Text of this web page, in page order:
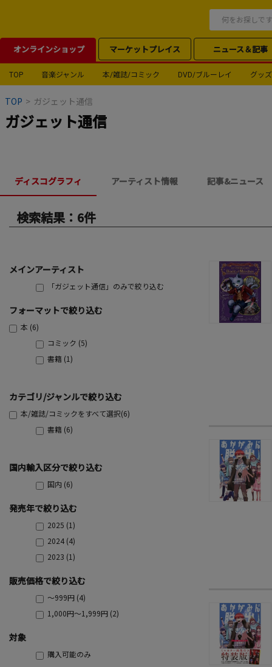
オンラインショップ マーケットプレイス ニュース＆記事
TOP 音楽ジャンル 本/雑誌/コミック DVD/ブルーレイ グッズ
TOP > ガジェット通信
ガジェット通信
ディスコグラフィ アーティスト情報 記事&ニュース
検索結果：6件
メインアーティスト
「ガジェット通信」のみで絞り込む
フォーマットで絞り込む
本 (6)
コミック (5)
書籍 (1)
カテゴリ/ジャンルで絞り込む
本/雑誌/コミックをすべて選択(6)
書籍 (6)
国内輸入区分で絞り込む
国内 (6)
発売年で絞り込む
2025 (1)
2024 (4)
2023 (1)
販売価格で絞り込む
～999円 (4)
1,000円～1,999円 (2)
対象
購入可能のみ